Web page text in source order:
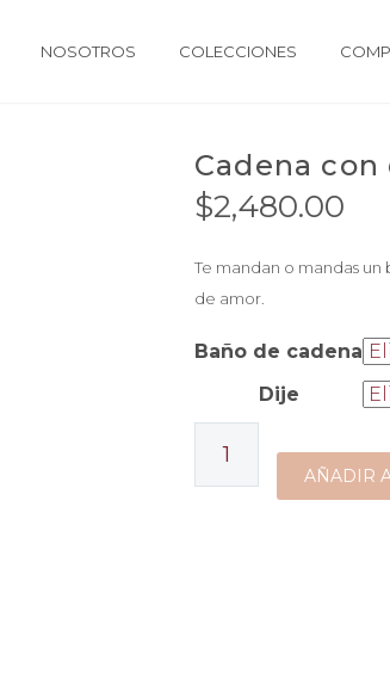
NOSOTROS COLECCIONES
Cadena
$2,480.00
Te mandan o mandas un
de amor.
Baño de cadena
Dije
AÑADIR